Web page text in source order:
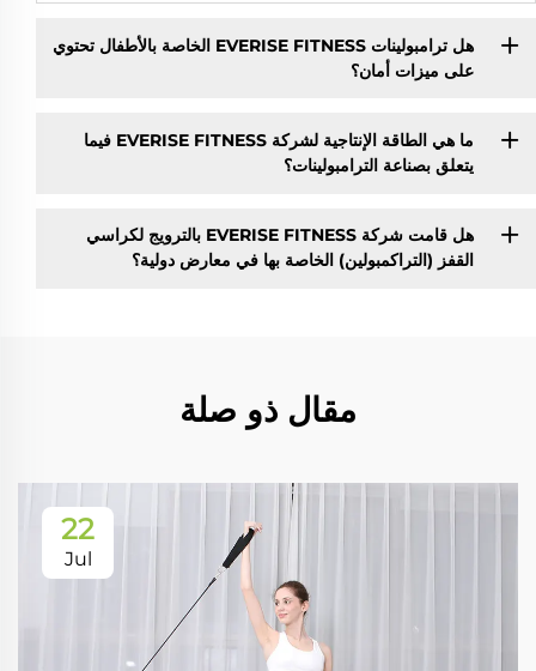
هل ترامبولينات EVERISE FITNESS الخاصة بالأطفال تحتوي
على ميزات أمان؟
ما هي الطاقة الإنتاجية لشركة EVERISE FITNESS فيما
يتعلق بصناعة الترامبولينات؟
هل قامت شركة EVERISE FITNESS بالترويج لكراسي
القفز (التراكمبولين) الخاصة بها في معارض دولية؟
مقال ذو صلة
22
Jul